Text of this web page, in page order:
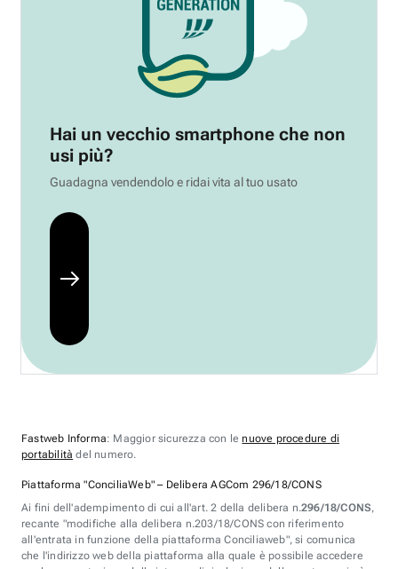
Hai un vecchio smartphone che non
usi più?
Guadagna vendendolo e ridai vita al tuo usato
Fastweb Informa: Maggior sicurezza con lenuove procedure di
portabilità del numero.
Piattaforma "ConciliaWeb" – Delibera AGCom 296/18/CONS
Ai fini dell'adempimento di cui all'art. 2 della delibera n.296/18/CONS,
recante "modifiche alla delibera n.203/18/CONS con riferimento
all'entrata in funzione della piattaforma Conciliaweb", si comunica
che l'indirizzo web della piattaforma alla quale è possibile accedere